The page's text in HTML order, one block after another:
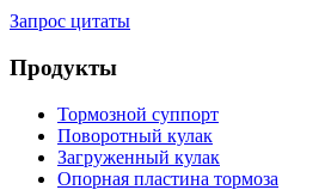
Запрос цитаты
Продукты
Тормозной суппорт
Поворотный кулак
Загруженный кулак
Опорная пластина тормоза